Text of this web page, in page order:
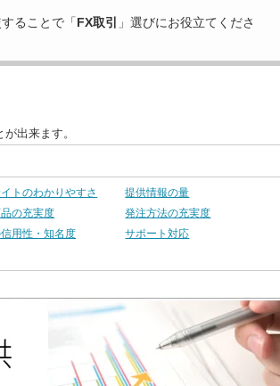
ることで「FX取引
」選びにお役立てくださ
出来ます。
トのわかりやすさ
提供情報の量
の充実度
発注方法の充実度
用性・知名度
サポート対応